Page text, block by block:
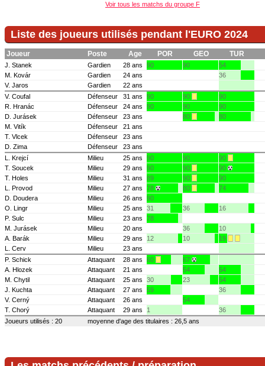
Voir tous les matchs du groupe F
Liste des joueurs utilisés pendant l'EURO 2024
Joueur Poste Age POR GEO TUR
J. Stanek Gardien 28 ans 90 90
54
M. Kovár
Gardien 24 ans
36
V. Jaros
Gardien
22 ans
V. Coufal
Défenseur 31 ans 90 90
90
R. Hranác
Défenseur 24 ans 90 90
90
D. Jurásek
Défenseur 23 ans 80
80
M. Vitík
Défenseur
21 ans
T. Vlcek
Défenseur
23 ans
D. Zima
Défenseur
23 ans
L. Krejcí
Milieu 25 ans 90 90
90
T. Soucek
Milieu 29 ans 90 90
90
T. Holes
Milieu 31 ans 89 90
90
L. Provod
Milieu 27 ans 78 80
74
D. Doudera
Milieu 26 ans
90
O. Lingr
Milieu 25 ans 31 36
16
P. Sulc
Milieu 23 ans
78
M. Jurásek
Milieu 20 ans 36
10
A. Barák
Milieu 29 ans 12 10
19
L. Cerv
Milieu
23 ans
P. Schick
Attaquant 28 ans 60
67
A. Hlozek
Attaquant 21 ans 54
54
M. Chytil
Attaquant 25 ans 30 23
54
J. Kuchta
Attaquant 27 ans 59
36
V. Cerný
Attaquant 26 ans
54
T. Chorý
Attaquant 29 ans 1
36
Joueurs utilisés : 20
moyenne d'age des titulaires : 26,5 ans